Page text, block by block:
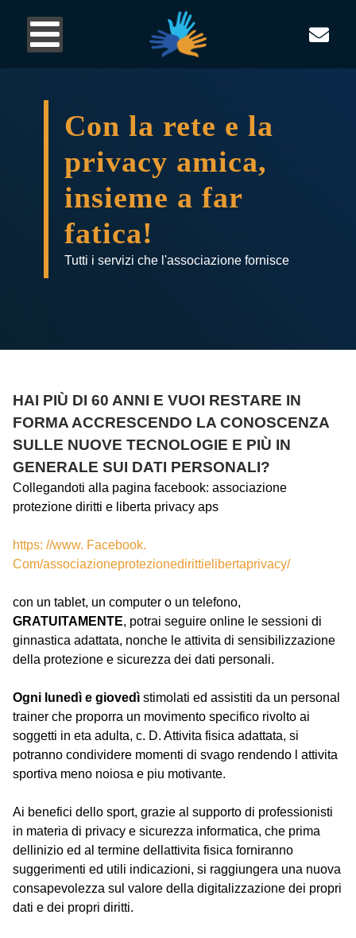
Con la rete e la
privacy amica,
insieme a far
fatica!
Tutti i servizi che l'associazione fornisce
HAI PIÙ DI 60 ANNI E VUOI RESTARE IN
FORMA ACCRESCENDO LA CONOSCENZA
SULLE NUOVE TECNOLOGIE E PIÙ IN
GENERALE SUI DATI PERSONALI?
Collegandoti alla pagina facebook: associazione
protezione diritti e liberta privacy aps
https: //www. Facebook.
Com/associazioneprotezionedirittielibertaprivacy/
con un tablet, un computer o un telefono,
GRATUITAMENTE, potrai seguire online le sessioni di
ginnastica adattata, nonche le attivita di sensibilizzazione
della protezione e sicurezza dei dati personali.
Ogni lunedì e giovedì stimolati ed assistiti da un personal
trainer che proporra un movimento specifico rivolto ai
soggetti in eta adulta, c. D. Attivita fisica adattata, si
potranno condividere momenti di svago rendendo l attivita
sportiva meno noiosa e piu motivante.
Ai benefici dello sport, grazie al supporto di professionisti
in materia di privacy e sicurezza informatica, che prima
dellinizio ed al termine dellattivita fisica forniranno
suggerimenti ed utili indicazioni, si raggiungera una nuova
consapevolezza sul valore della digitalizzazione dei propri
dati e dei propri diritti.